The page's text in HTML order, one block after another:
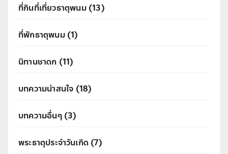
ที่กินที่เที่ยวธาตุพนม(13)
ที่พักธาตุพนม(1)
นิทานชาดก (11)
บทความน่าสนใจ (18)
บทความอื่นๆ(3)
พระธาตุประจำวันเกิด (7)